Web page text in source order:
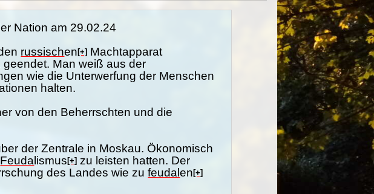
Nation am 29.02.24
russischen[+] Machtapparat
geendet. Man weiß aus der
wie die Unterwerfung der Menschen
halten.
von den Beherrschten und die
der Zentrale in Moskau. Ökonomisch
Feuda lismus[+] zu leisten hatten. Der
des Landes wie zufeudalen[+]